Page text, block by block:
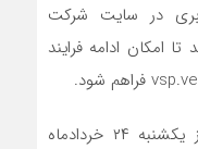
در سایت شرکت
امکان ادامه فرایند
اسامی متقاضیان حائز شرایط در روز یکشنبه ۲۴ خردادماه